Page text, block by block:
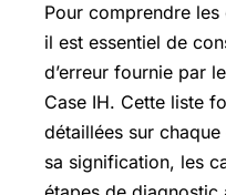
Pour comprendre les
il est essentiel de
d’erreur fournie par
Case IH. Cette liste
détaillées sur
sa signification, les